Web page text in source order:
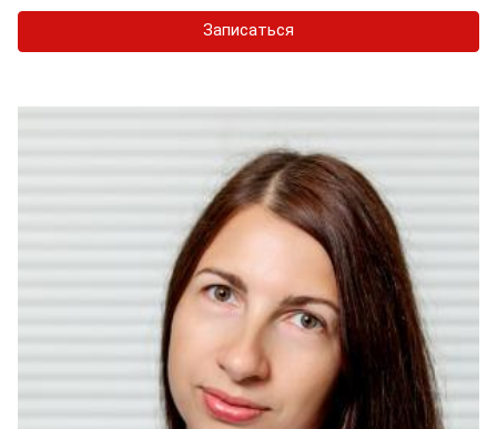
Записаться